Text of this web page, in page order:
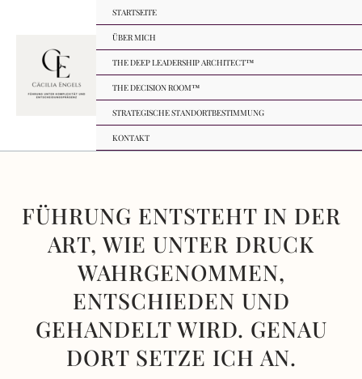
springen
STARTSEITE
ÜBER MICH
THE DEEP LEADERSHIP ARCHITECT™
THE DECISION ROOM™
STRATEGISCHE STANDORTBESTIMMUNG
KONTAKT
FÜHRUNG ENTSTEHT IN DER
ART, WIE UNTER DRUCK
WAHRGENOMMEN,
ENTSCHIEDEN UND
GEHANDELT WIRD. GENAU
DORT SETZE ICH AN.